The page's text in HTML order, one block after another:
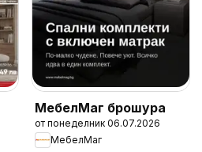
МебелМаг брошура
от понеделник 06.07.2026
МебелМаг